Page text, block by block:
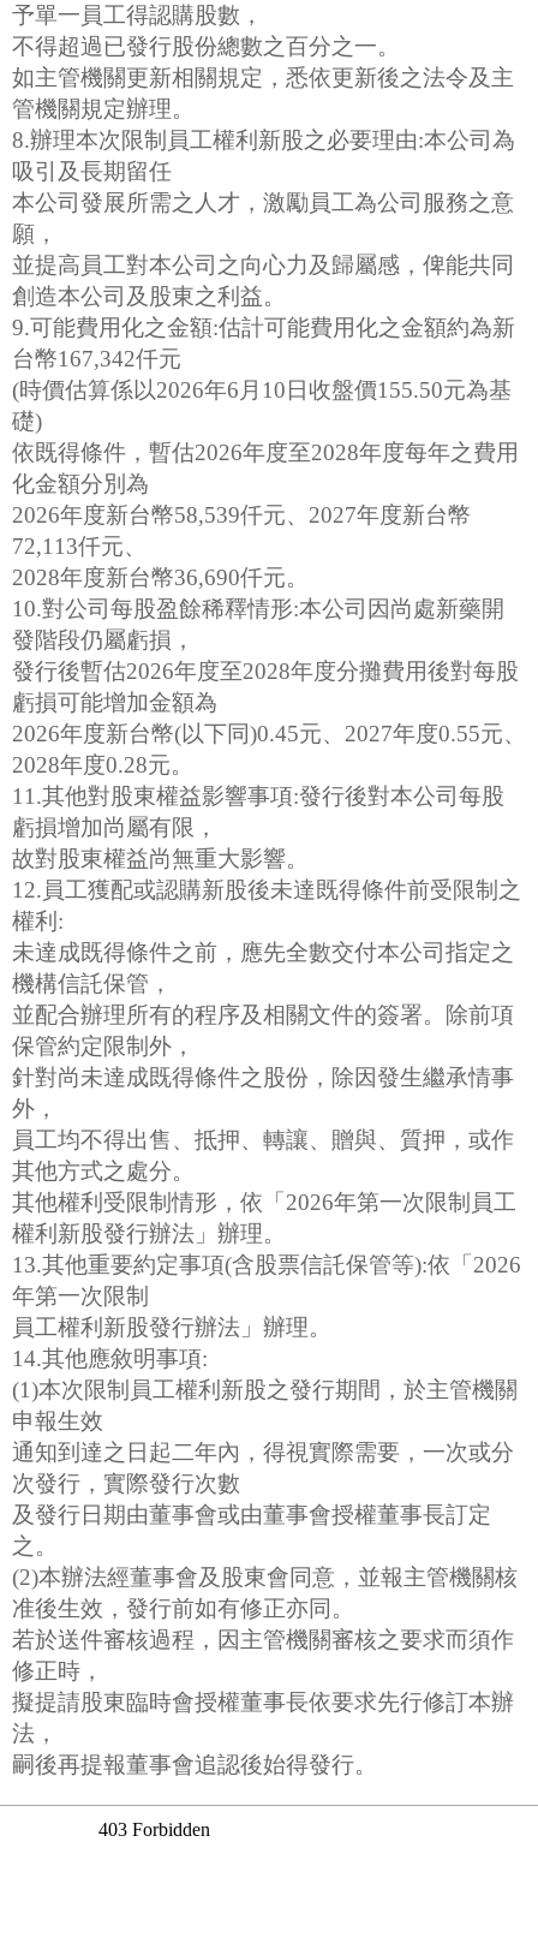
予單一員工得認購股數，
不得超過已發行股份總數之百分之一。
如主管機關更新相關規定，悉依更新後之法令及主
管機關規定辦理。
8.辦理本次限制員工權利新股之必要理由:本公司為
吸引及長期留任
本公司發展所需之人才，激勵員工為公司服務之意
願，
並提高員工對本公司之向心力及歸屬感，俾能共同
創造本公司及股東之利益。
9.可能費用化之金額:估計可能費用化之金額約為新
台幣167,342仟元
(時價估算係以2026年6月10日收盤價155.50元為基
礎)
依既得條件，暫估2026年度至2028年度每年之費用
化金額分別為
2026年度新台幣58,539仟元、2027年度新台幣
72,113仟元、
2028年度新台幣36,690仟元。
10.對公司每股盈餘稀釋情形:本公司因尚處新藥開
發階段仍屬虧損，
發行後暫估2026年度至2028年度分攤費用後對每股
虧損可能增加金額為
2026年度新台幣(以下同)0.45元、2027年度0.55元、
2028年度0.28元。
11.其他對股東權益影響事項:發行後對本公司每股
虧損增加尚屬有限，
故對股東權益尚無重大影響。
12.員工獲配或認購新股後未達既得條件前受限制之
權利:
未達成既得條件之前，應先全數交付本公司指定之
機構信託保管，
並配合辦理所有的程序及相關文件的簽署。除前項
保管約定限制外，
針對尚未達成既得條件之股份，除因發生繼承情事
外，
員工均不得出售、抵押、轉讓、贈與、質押，或作
其他方式之處分。
其他權利受限制情形，依「2026年第一次限制員工
權利新股發行辦法」辦理。
13.其他重要約定事項(含股票信託保管等):依「2026
年第一次限制
員工權利新股發行辦法」辦理。
14.其他應敘明事項:
(1)本次限制員工權利新股之發行期間，於主管機關
申報生效
通知到達之日起二年內，得視實際需要，一次或分
次發行，實際發行次數
及發行日期由董事會或由董事會授權董事長訂定
之。
(2)本辦法經董事會及股東會同意，並報主管機關核
准後生效，發行前如有修正亦同。
若於送件審核過程，因主管機關審核之要求而須作
修正時，
擬提請股東臨時會授權董事長依要求先行修訂本辦
法，
嗣後再提報董事會追認後始得發行。